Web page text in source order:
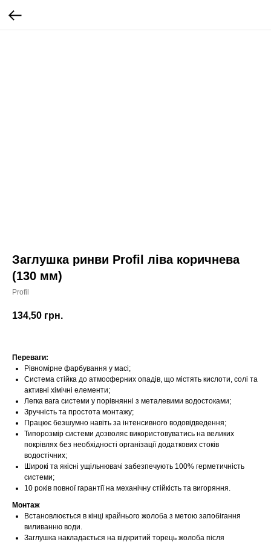
Заглушка ринви Profil ліва коричнева
(130 мм)
Profil
134,50 грн.
Переваги:
Рівномірне фарбування у масі;
Система стійка до атмосферних опадів, що містять кислоти, солі та
активні хімічні елементи;
Легка вага системи у порівнянні з металевими водостоками;
Зручність та простота монтажу;
Працює безшумно навіть за інтенсивного водовідведення;
Типорозмір системи дозволяє використовуватись на великих
покрівлях без необхідності організації додаткових стоків
водостічних;
Широкі та якісні ущільнювачі забезпечують 100% герметичність
системи;
10 років повної гарантії на механічну стійкість та вигоряння.
Монтаж
Встановлюється в кінці крайнього жолоба з метою запобігання
виливанню води.
Заглушка накладається на відкритий торець жолоба після